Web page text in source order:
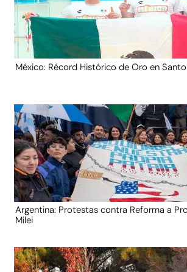
México: Récord Histórico de Oro en
Argentina: Protestas contra Reforma a
Milei